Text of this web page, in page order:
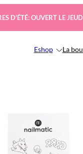
D’ÉTÉ: OUVERT LE
Eshop La